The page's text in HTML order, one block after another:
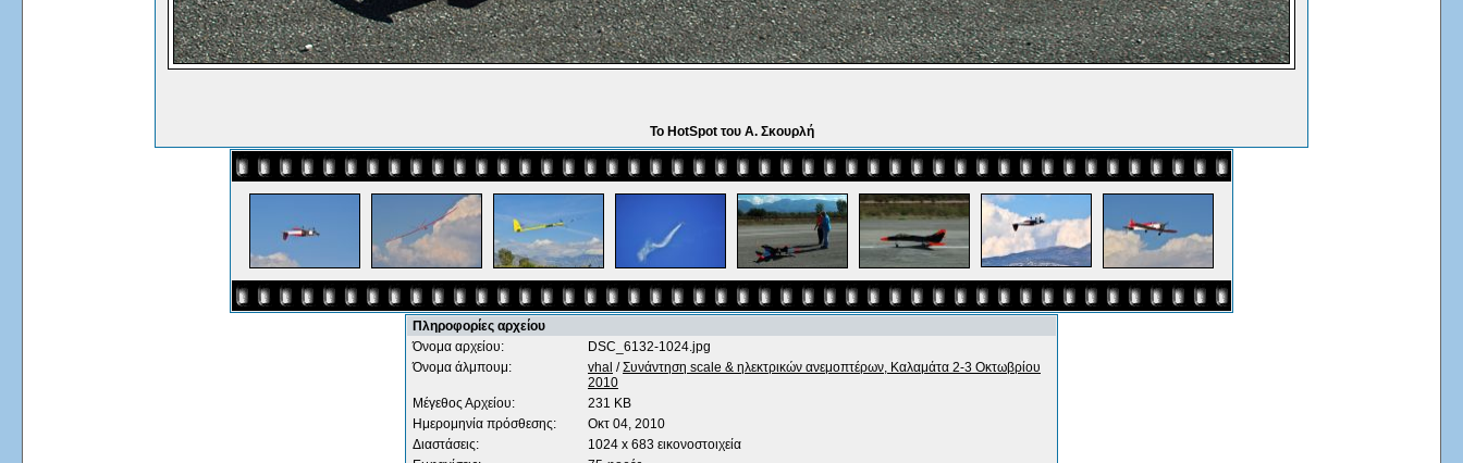
To HotSpot του Α. Σκουρλή
Πληροφορίες αρχείου
Όνομα αρχείου:
DSC_6132-1024.jpg
Όνομα άλμπουμ:
vhal /Συνάντηση scale & ηλεκτρικών ανεμοπτέρων, Καλαμάτα 2-3 Οκτωβρίου
2010
Μέγεθος Αρχείου:
231 KB
Ημερομηνία πρόσθεσης:
Οκτ 04, 2010
Διαστάσεις:
1024 x 683 εικονοστοιχεία